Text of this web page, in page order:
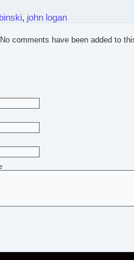
, john logan
No comments have been added to